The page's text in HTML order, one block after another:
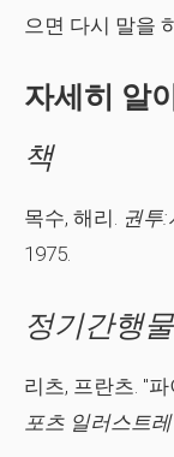
으면 다시 말을
자세히 알
책
목수, 해리. 권투
1975.
정기간행물
리츠, 프란츠. "
포츠 일러스트